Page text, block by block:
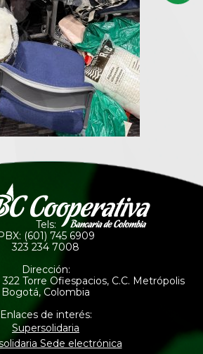
Tels:
PBX: (601) 745 6909
323 234 7008
Dirección:
Torre Ofiespacios, C.C. Metrópolis
Bogotá, Colombia
Enlaces de interés:
Supersolidaria
Sede electrónica